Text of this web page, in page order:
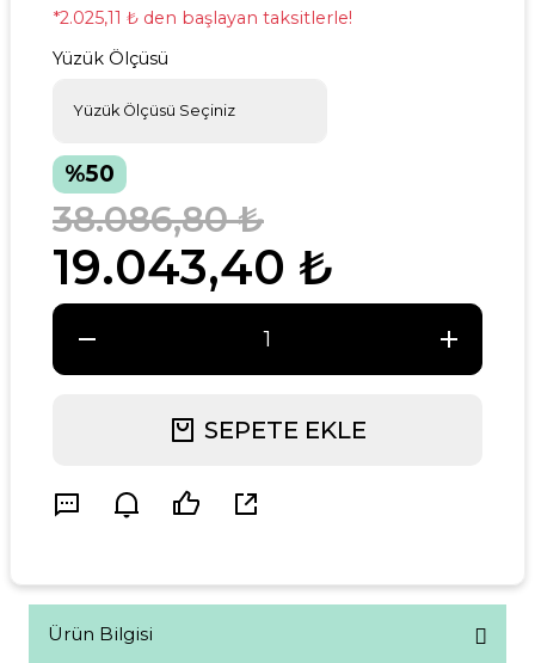
*2.025,11 ₺ den başlayan taksitlerle!
Yüzük Ölçüsü
%50
19.043,40 ₺
38.086,80 ₺
SEPETE EKLE
Ürün Bilgisi